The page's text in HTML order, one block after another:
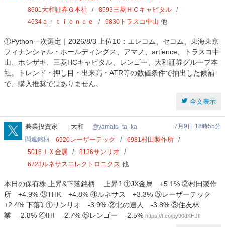
8601大和証券Ｇ本社 8593三菱ＨＣキャピタル
4634 ａｒｔｉｅｎｃｅ 9830 トラスコ中山 他
①Python一次選定｜2026/8/3 上位10：エレコム、セコム、東海東京
フィナンシャル・ホールディングス、アマノ、artience、トラスコ中
山、ホシザキ、三菱HCキャピタル、レンゴー、大和証券グループ本
社。トレンド・押し目・出来高・ATR等の数値条件で抽出した候補
で、購入推奨ではありません。
全文表示
yamato_ta_ka
兼業投資家 大和 yamato_ta_ka
7月9日 18時55分
関連銘柄
6920レーザーテック 6981村田製作所
5016 ＪＸ金属 8136サンリオ
6723ルネサスエレクトロニクス 他
本日の保有株 上昇&下落銘柄 上昇⤴️ ①JX金属 +5.1% ②村田製作
所 +4.9% ③THK +4.8% ④ルネサス +3.3% ⑤レーザーテック
+2.4% 下落⤵️ ①サンリオ -3.9% ②北の達人 -3.8% ③住友林
業 -2.8% ④IHI -2.7% ⑤レンゴー -2.5% https://t.co/py90dKHJtl